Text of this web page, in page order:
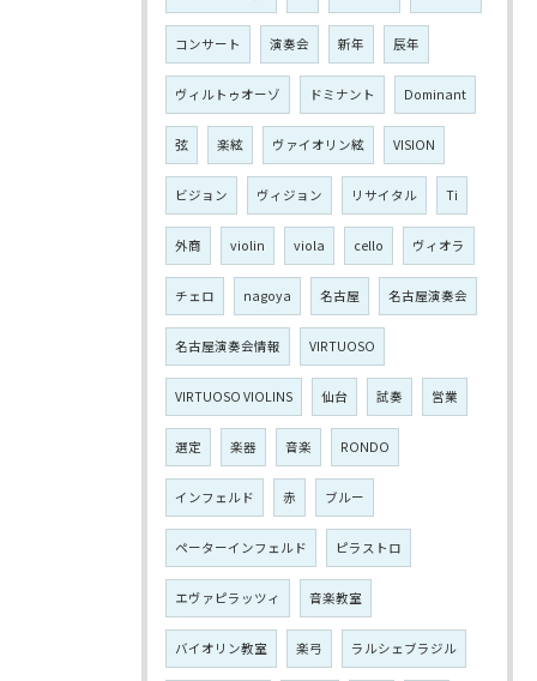
コンサート 演奏会 新年 辰年
ヴィルトゥオーゾ ドミナント Dominant
弦 楽絃 ヴァイオリン絃 VISION
ビジョン ヴィジョン リサイタル Ti
外商 violin viola cello ヴィオラ
チェロ nagoya 名古屋 名古屋演奏会
名古屋演奏会情報 VIRTUOSO
VIRTUOSO VIOLINS 仙台 試奏 営業
選定 楽器 音楽 RONDO
インフェルド 赤 ブルー
ペーターインフェルド ピラストロ
エヴァピラッツィ 音楽教室
バイオリン教室 楽弓 ラルシェブラジル